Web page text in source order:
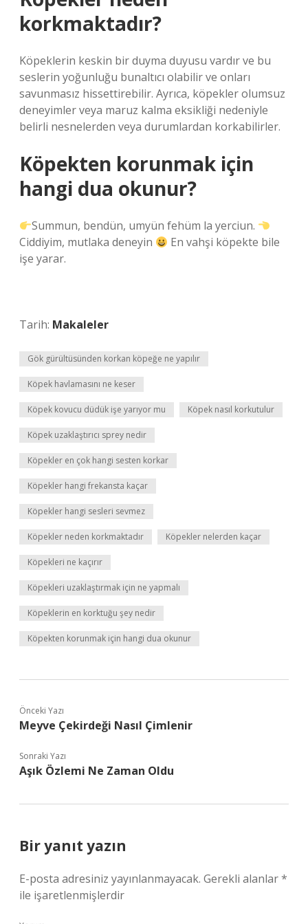
korkmaktadır?
Köpeklerin keskin bir duyma duyusu vardır ve bu
seslerin yoğunluğu bunaltıcı olabilir ve onları
savunmasız hissettirebilir. Ayrıca, köpekler olumsuz
deneyimler veya maruz kalma eksikliği nedeniyle
belirli nesnelerden veya durumlardan korkabilirler.
Köpekten korunmak için
hangi dua okunur?
Summun, bendün, umyün fehüm la yerciun.
Ciddiyim, mutlaka deneyin
En vahşi köpekte bile
işe yarar.
Tarih: Makaleler
Gök gürültüsünden korkan köpeğe ne yapılır
Köpek havlamasını ne keser
Köpek kovucu düdük işe yarıyor mu Köpek nasıl korkutulur
Köpek uzaklaştırıcı sprey nedir
Köpekler en çok hangi sesten korkar
Köpekler hangi frekansta kaçar
Köpekler hangi sesleri sevmez
Köpekler neden korkmaktadır Köpekler nelerden kaçar
Köpekleri ne kaçırır
Köpekleri uzaklaştırmak için ne yapmalı
Köpeklerin en korktuğu şey nedir
Köpekten korunmak için hangi dua okunur
Önceki Yazı
Meyve Çekirdeği Nasıl Çimlenir
Sonraki Yazı
Aşık Özlemi Ne Zaman Oldu
Bir yanıt yazın
E-posta adresiniz yayınlanmayacak. Gerekli alanlar*
ile işaretlenmişlerdir